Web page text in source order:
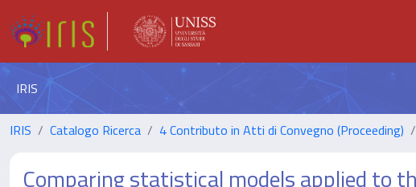
IRIS
IRIS Catalogo Ricerca 4 Contributo in Atti di Convegno (Proceeding)
Comparing statistical models applied to